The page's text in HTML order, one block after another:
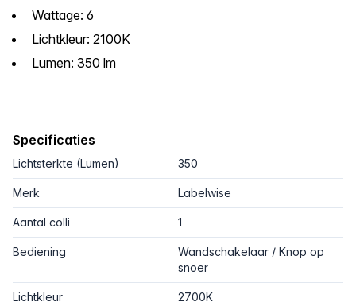
Wattage: 6
Lichtkleur: 2100K
Lumen: 350 lm
Specificaties
Lichtsterkte (Lumen) 350
Merk Labelwise
Aantal colli 1
Bediening
Wandschakelaar / Knop op
snoer
Lichtkleur 2700K